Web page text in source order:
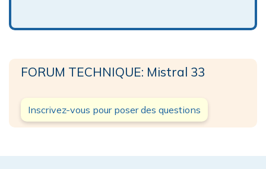
FORUM TECHNIQUE: Mistral 33
Inscrivez-vous pour poser des questions